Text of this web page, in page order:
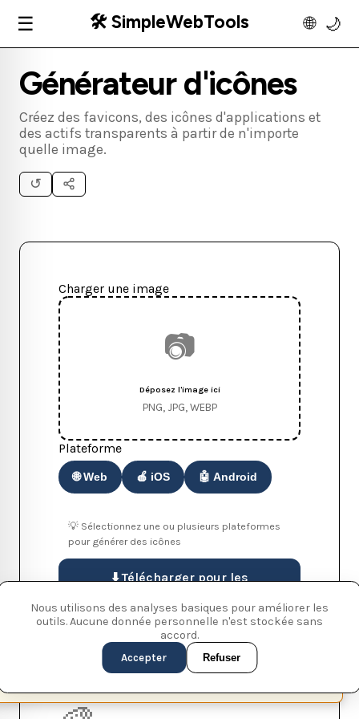
☰ 🛠️ SimpleWebTools 🌐 🌙
Nous utilisons des analyses basiques pour améliorer les
outils. Aucune donnée personnelle n'est stockée sans
accord.
Accepter Refuser
Générateur d'icônes
Créez des favicons, des icônes d'applications et
des actifs transparents à partir de n'importe
quelle image.
↺
Charger une image
📷
Déposez l'image ici
PNG, JPG, WEBP
Plateforme
🌐 Web 🍎 iOS 🤖 Android
💡 Sélectionnez une ou plusieurs plateformes
pour générer des icônes
⬇️ Télécharger pour les
🗑️ Tout effacer